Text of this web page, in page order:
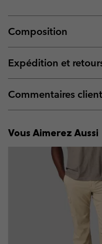
Composition
Expédition et
Commentaires client
Vous Aimerez Aussi